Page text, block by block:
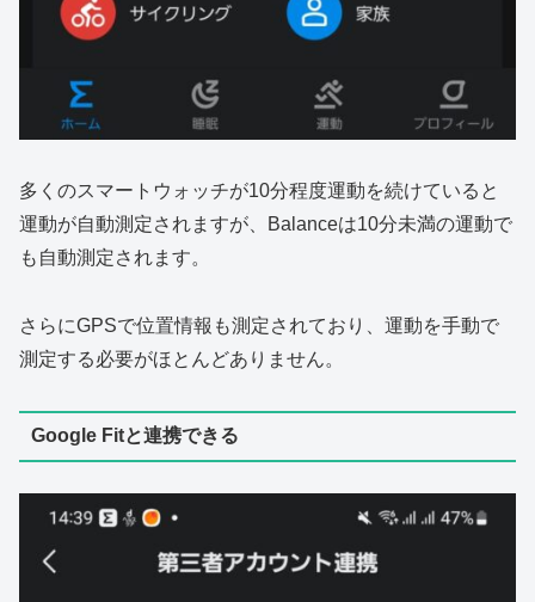
多くのスマートウォッチが10分程度運動を続けていると
運動が自動測定されますが、Balanceは10分未満の運動で
も自動測定されます。
さらにGPSで位置情報も測定されており、運動を手動で
測定する必要がほとんどありません。
Google Fitと連携できる